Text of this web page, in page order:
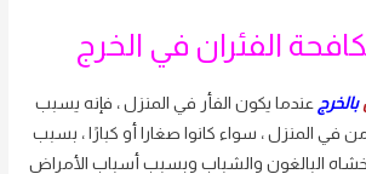
الفئران في الخرج
بالخرج عندما يكون الفأر في المنزل ، فإنه يسبب
في المنزل ، سواء كانوا صغارا أو كبارًا ، بسبب
البالغون والشباب وبسبب أسباب الأمراض